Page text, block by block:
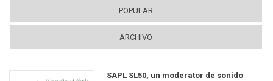
POPULAR
ARCHIVO
SAPL SL50, un moderator de sonido